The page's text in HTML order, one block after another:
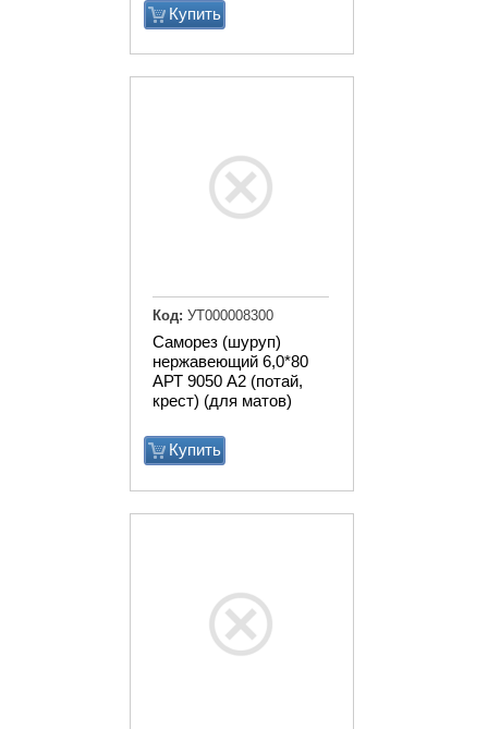
Купить
Саморез (шуруп)
нержавеющий 6,0*80
АРТ 9050 А2 (потай,
крест) (для матов)
Купить
Код: УТ000008300